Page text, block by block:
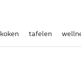
koken tafelen